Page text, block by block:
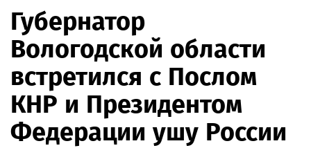
Губернатор
Вологодской области
встретился с Послом
КНР и Президентом
Федерации ушу России